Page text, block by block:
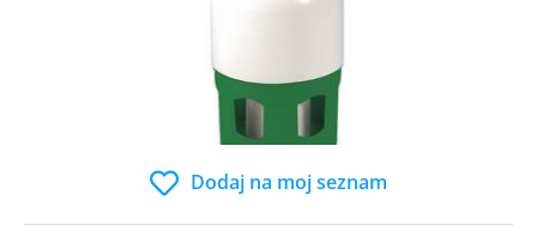
Dodaj na moj seznam